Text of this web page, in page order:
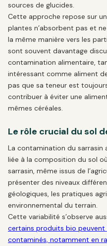
sources de glucides.
Cette approche repose sur
plantes n’absorbent pas et
la même manière vers les
sont souvent davantage
contamination alimentaire,
intéressant comme aliment
pas que sa teneur est
contribuer à éviter une
mêmes céréales.
Le rôle crucial du sol
La contamination du
liée à la composition du sol
sarrasin, même issus de
présenter des niveaux
géologiques, les pratiques
environnemental du terrain.
Cette variabilité s’observe
certains produits bio
contaminés, notamment en